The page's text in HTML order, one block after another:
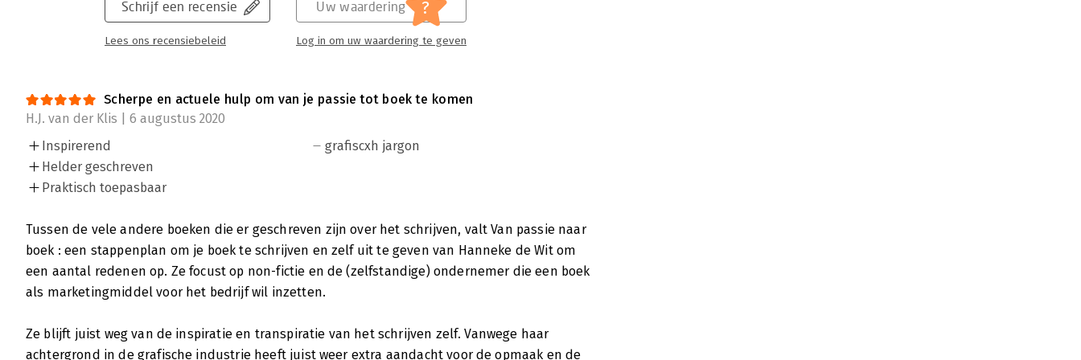
Schrijf een recensie
Lees ons recensiebeleid
Uw waardering ?
Log in om uw waardering te geven
Scherpe en actuele hulp om van je passie tot boek te komen
H.J. van der Klis | 6 augustus 2020
Inspirerend
Helder geschreven
Praktisch toepasbaar
grafiscxh jargon
Tussen de vele andere boeken die er geschreven zijn over het schrijven, valt Van passie naar
boek : een stappenplan om je boek te schrijven en zelf uit te geven van Hanneke de Wit om
een aantal redenen op. Ze focust op non-fictie en de (zelfstandige) ondernemer die een boek
als marketingmiddel voor het bedrijf wil inzetten.
Ze blijft juist weg van de inspiratie en transpiratie van het schrijven zelf. Vanwege haar
achtergrond in de grafische industrie heeft juist weer extra aandacht voor de opmaak en de